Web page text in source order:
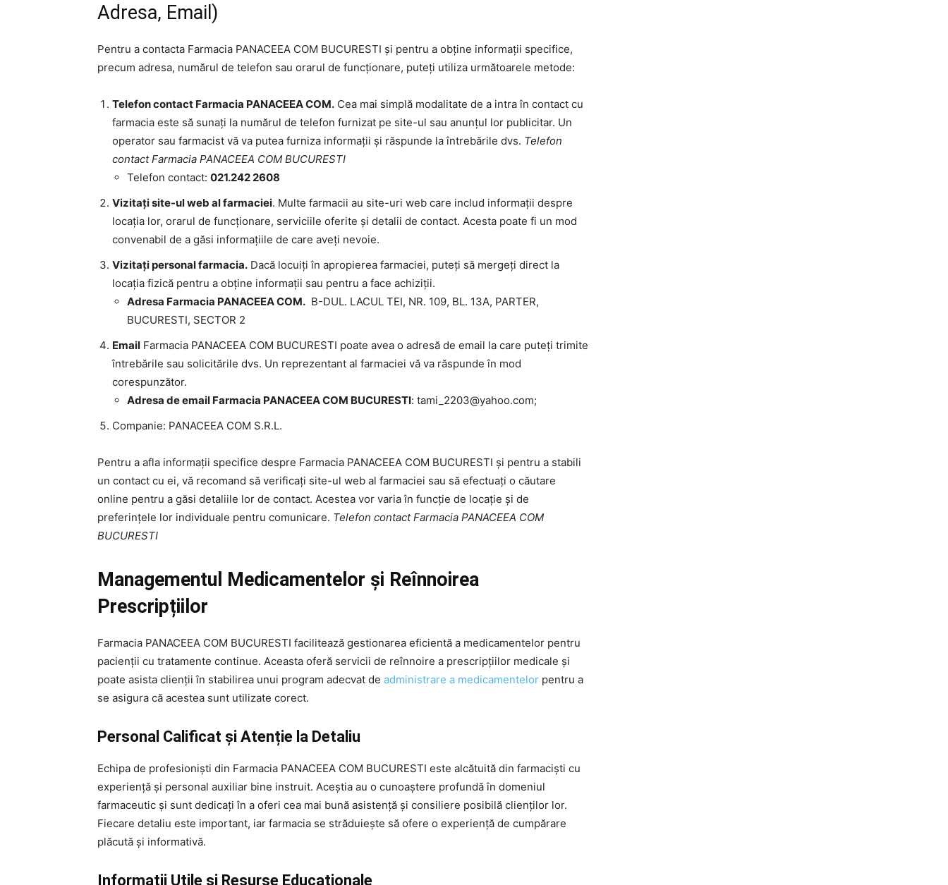
Adresa, Email)
Pentru a contacta Farmacia PANACEEA COM BUCURESTI și pentru a obține informații specifice,
precum adresa, numărul de telefon sau orarul de funcționare, puteți utiliza următoarele metode:
Telefon contact Farmacia PANACEEA COM. Cea mai simplă modalitate de a intra în contact cu
farmacia este să sunați la numărul de telefon furnizat pe site-ul sau anunțul lor publicitar. Un
operator sau farmacist vă va putea furniza informații și răspunde la întrebările dvs. Telefon
contact Farmacia PANACEEA COM BUCURESTI
Telefon contact: 021.242 2608
Vizitați site-ul web al farmaciei. Multe farmacii au site-uri web care includ informații despre
locația lor, orarul de funcționare, serviciile oferite și detalii de contact. Acesta poate fi un mod
convenabil de a găsi informațiile de care aveți nevoie.
Vizitați personal farmacia. Dacă locuiți în apropierea farmaciei, puteți să mergeți direct la
locația fizică pentru a obține informații sau pentru a face achiziții.
Adresa Farmacia PANACEEA COM. B-DUL. LACUL TEI, NR. 109, BL. 13A, PARTER,
BUCURESTI, SECTOR 2
Email Farmacia PANACEEA COM BUCURESTI poate avea o adresă de email la care puteți trimite
întrebările sau solicitările dvs. Un reprezentant al farmaciei vă va răspunde în mod
corespunzător.
Adresa de email Farmacia PANACEEA COM BUCURESTI: tami_2203@yahoo.com;
Companie: PANACEEA COM S.R.L.
Pentru a afla informații specifice despre Farmacia PANACEEA COM BUCURESTI și pentru a stabili
un contact cu ei, vă recomand să verificați site-ul web al farmaciei sau să efectuați o căutare
online pentru a găsi detaliile lor de contact. Acestea vor varia în funcție de locație și de
preferințele lor individuale pentru comunicare. Telefon contact Farmacia PANACEEA COM
BUCURESTI
Managementul Medicamentelor și Reînnoirea
Prescripțiilor
Farmacia PANACEEA COM BUCURESTI facilitează gestionarea eficientă a medicamentelor pentru
pacienții cu tratamente continue. Aceasta oferă servicii de reînnoire a prescripțiilor medicale și
poate asista clienții în stabilirea unui program adecvat de administrare a medicamentelor pentru a
se asigura că acestea sunt utilizate corect.
Personal Calificat și Atenție la Detaliu
Echipa de profesioniști din Farmacia PANACEEA COM BUCURESTI este alcătuită din farmaciști cu
experiență și personal auxiliar bine instruit. Aceștia au o cunoaștere profundă în domeniul
farmaceutic și sunt dedicați în a oferi cea mai bună asistență și consiliere posibilă clienților lor.
Fiecare detaliu este important, iar farmacia se străduiește să ofere o experiență de cumpărare
plăcută și informativă.
Informații Utile și Resurse Educaționale